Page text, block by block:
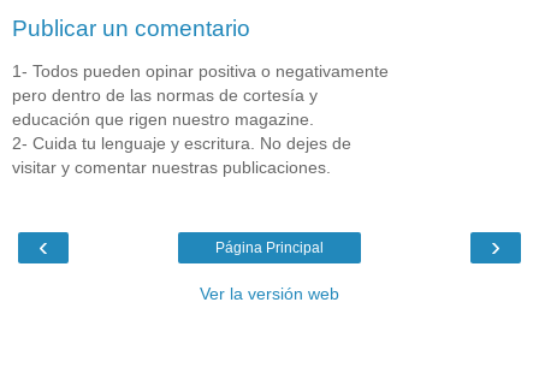
Publicar un comentario
1- Todos pueden opinar positiva o negativamente
pero dentro de las normas de cortesía y
educación que rigen nuestro magazine.
2- Cuida tu lenguaje y escritura. No dejes de
visitar y comentar nuestras publicaciones.
‹ ›
Página Principal
Ver la versión web